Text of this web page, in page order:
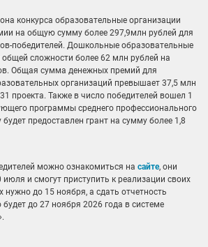
конкурса образовательные организации
на общую сумму более 297,9млн рублей для
победителей. Дошкольные образовательные
сложности более 62 млн рублей на
Общая сумма денежных премий для
организаций превышает 37,5 млн
проекта. Также в число победителей вошел 1
программы среднего профессионального
предоставлен грант на сумму более 1,8
можно ознакомиться на сайте, они
июля и смогут приступить к реализации своих
нужно до 15 ноября, а сдать отчетность
до 27 ноября 2026 года в системе